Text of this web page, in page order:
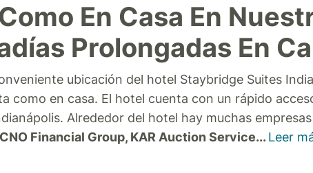
En Casa En
Prolongadas En
ubicación del hotel Staybridge Suites
como en casa. El hotel cuenta con un rápido
Alrededor del hotel hay muchas
Financial Group, KAR Auction Service...Leer